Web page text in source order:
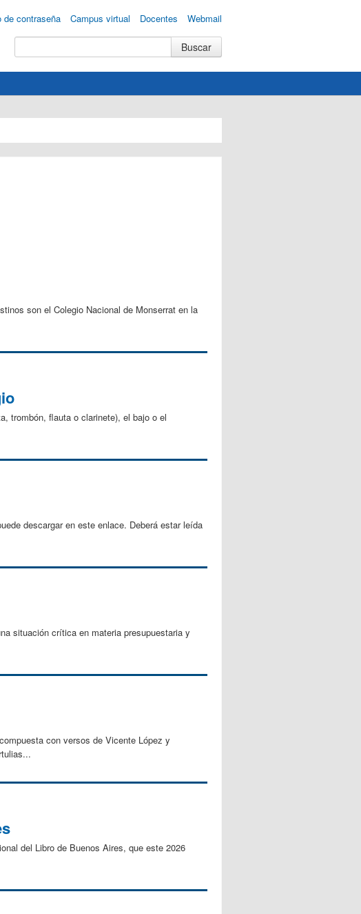
de contraseña Campus virtual Docentes Webmail
son el Colegio Nacional de Monserrat en la
trombón, flauta o clarinete), el bajo o el
descargar en este enlace. Deberá estar leída
situación crítica en materia presupuestaria y
con versos de Vicente López y
del Libro de Buenos Aires, que este 2026